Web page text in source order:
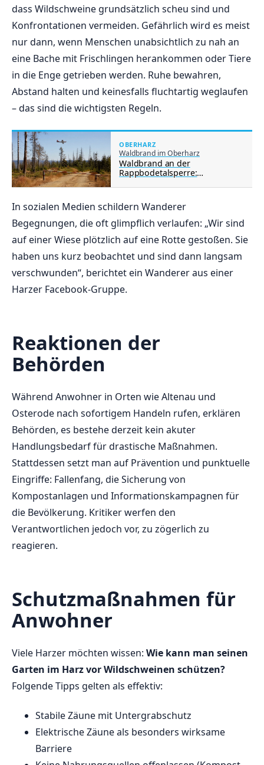
dass Wildschweine grundsätzlich scheu sind und
Konfrontationen vermeiden. Gefährlich wird es meist
nur dann, wenn Menschen unabsichtlich zu nah an
eine Bache mit Frischlingen herankommen oder Tiere
in die Enge getrieben werden. Ruhe bewahren,
Abstand halten und keinesfalls fluchtartig weglaufen
– das sind die wichtigsten Regeln.
OBERHARZ
Waldbrand im Oberharz
Waldbrand an der
Rappbodetalsperre:
Feuerwehr im Harz
In sozialen Medien schildern Wanderer
Begegnungen, die oft glimpflich verlaufen: „Wir sind
auf einer Wiese plötzlich auf eine Rotte gestoßen. Sie
haben uns kurz beobachtet und sind dann langsam
verschwunden“, berichtet ein Wanderer aus einer
Harzer Facebook-Gruppe.
Reaktionen der
Behörden
Während Anwohner in Orten wie Altenau und
Osterode nach sofortigem Handeln rufen, erklären
Behörden, es bestehe derzeit kein akuter
Handlungsbedarf für drastische Maßnahmen.
Stattdessen setzt man auf Prävention und punktuelle
Eingriffe: Fallenfang, die Sicherung von
Kompostanlagen und Informationskampagnen für
die Bevölkerung. Kritiker werfen den
Verantwortlichen jedoch vor, zu zögerlich zu
reagieren.
Schutzmaßnahmen für
Anwohner
Viele Harzer möchten wissen: Wie kann man seinen
Garten im Harz vor Wildschweinen schützen?
Folgende Tipps gelten als effektiv:
Stabile Zäune mit Untergrabschutz
Elektrische Zäune als besonders wirksame
Barriere